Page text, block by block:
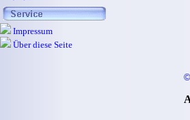
Impressum
Über diese Seite